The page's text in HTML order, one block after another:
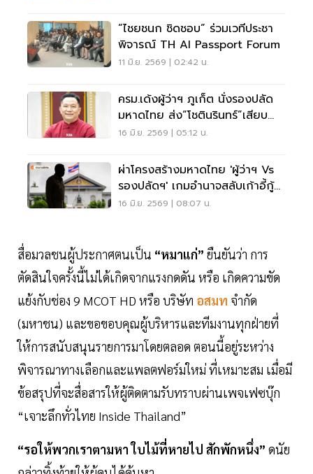
“ไชยชนก ชิดชอบ” ร่วมเวทีประชา
พิจารณ์ TH AI Passport Forum
11 มิ.ย. 2569 | 02:42 น.
ครม.เด้งผู้ว่าฯ ภูเก็ต นั่งรองปลัด
มหาดไทย ส่ง“โชตินรินทร์”เสียบ
แทน
16 มิ.ย. 2569 | 05:12 น.
ผ่าโครงสร้างมหาดไทย 'ผู้ว่าฯ Vs
รองปลัดฯ' เกมอำนาจสลับเก้าอี้กู้
วิกฤตภูเก็ต
16 มิ.ย. 2569 | 08:07 น.
สื่อมวลชนผู้ประกาศตนเป็น “หมาแก่” ยืนยันว่า การ
ตัดสินใจครั้งนี้ไม่ได้เกิดจากแรงกดดัน หรือ เกิดความขัด
แย้งกับช่อง 9 MCOT HD หรือ บริษัท อสมท จำกัด
(มหาชน) และขอขอบคุณผู้บริหารและทีมงานทุกฝ่ายที่
ให้การสนับสนุนรายการมาโดยตลอด ตอนนี้อยู่ระหว่าง
พิจารณาทางเลือกและแพลตฟอร์มใหม่ ที่เหมาะสม เมื่อมี
ข้อสรุปที่จะสื่อสารให้ผู้ติดตามรับทราบผ่านเพจเฟซบุ๊ก
“เจาะลึกทั่วไทย Inside Thailand”
“รอให้พวกเราตามหา ใบไม้ที่หายไป สักพักหนึ่ง” ดนัย